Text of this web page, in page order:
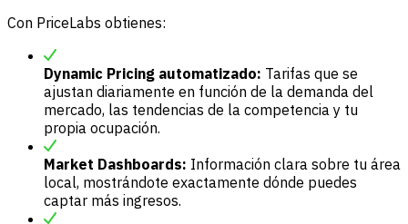
Con PriceLabs obtienes:
Dynamic Pricing automatizado: Tarifas que se
ajustan diariamente en función de la demanda del
mercado, las tendencias de la competencia y tu
propia ocupación.
Market Dashboards: Información clara sobre tu área
local, mostrándote exactamente dónde puedes
captar más ingresos.